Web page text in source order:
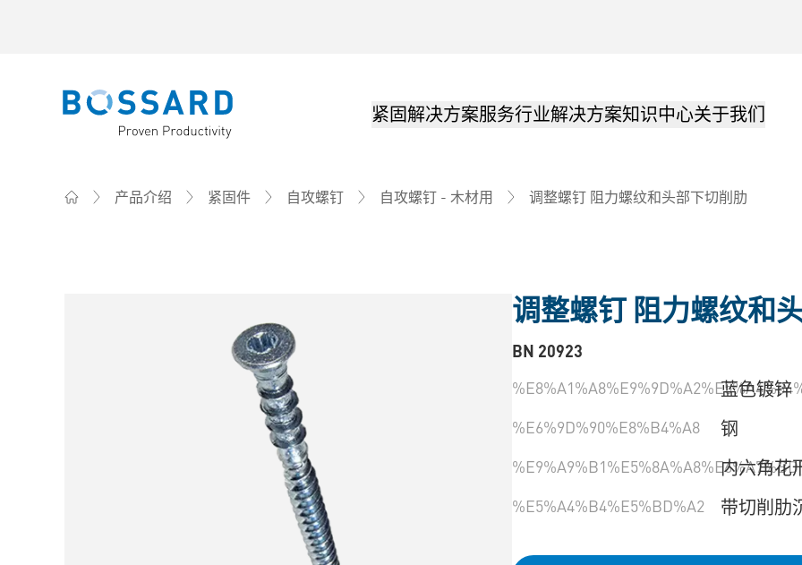
Bossard homepage 紧固解决方案服务行业解决方案知识中心关于我们
产品介绍 紧固件 自攻螺钉 自攻螺钉 - 木材用 调整螺钉 阻力螺纹和头部下切削肋
调整螺钉 阻力螺纹和
BN 20923
蓝色镀锌
%E6%9D%90%E8%B4%A8 钢
内六角花
%E5%A4%B4%E5%BD%A2 带切削肋